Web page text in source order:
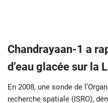
Chandrayaan-1 a
d’eau glacée sur la
En 2008, une sonde de
recherche spatiale (ISRO),